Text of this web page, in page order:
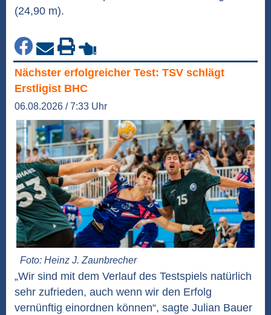
(24,90 m).
Nächster erfolgreicher Test: TSV schlägt
Erstligist BHC
06.08.2026 / 7:33 Uhr
Foto: Heinz J. Zaunbrecher
„Wir sind mit dem Verlauf des Testspiels natürlich
sehr zufrieden, auch wenn wir den Erfolg
vernünftig einordnen können“, sagte Julian Bauer